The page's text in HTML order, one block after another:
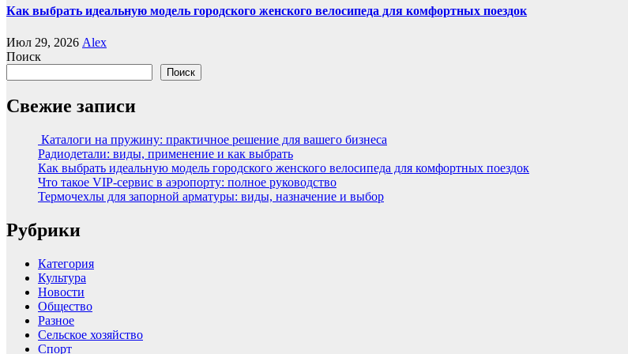
Как выбрать идеальную модель городского женского велосипеда для комфортных поездок
Июл 29, 2026 Alex
Поиск
Поиск
Свежие записи
Каталоги на пружину: практичное решение для вашего бизнеса
Радиодетали: виды, применение и как выбрать
Как выбрать идеальную модель городского женского велосипеда для комфортных поездок
Что такое VIP-сервис в аэропорту: полное руководство
Термочехлы для запорной арматуры: виды, назначение и выбор
Рубрики
Категория
Культура
Новости
Общество
Разное
Сельское хозяйство
Спорт